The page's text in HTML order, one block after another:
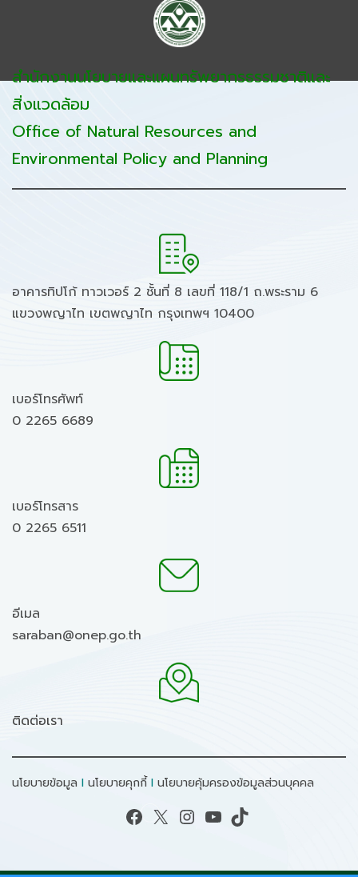
สำนักงานนโยบายและแผนทรัพยากรธรรมชาติและ
สิ่งแวดล้อม
Office of Natural Resources and
Environmental Policy and Planning
อาคารทิปโก้ ทาวเวอร์ 2 ชั้นที่ 8 เลขที่ 118/1 ถ.พระราม 6
แขวงพญาไท เขตพญาไท กรุงเทพฯ 10400
เบอร์โทรศัพท์
0 2265 6689
เบอร์โทรสาร
0 2265 6511
อีเมล
saraban@onep.go.th
ติดต่อเรา
นโยบายข้อมูล I นโยบายคุกกี้ I นโยบายคุ้มครองข้อมูลส่วนบุคคล
Facebook X Instagram YouTube TikTok